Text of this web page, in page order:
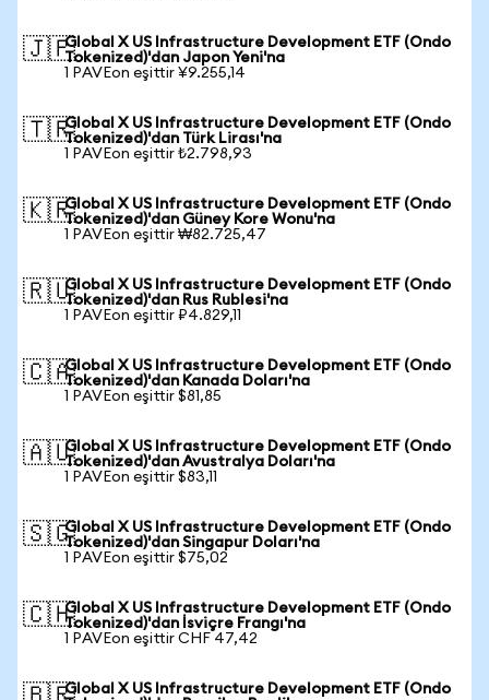
🇯🇵Global X US Infrastructure Development ETF (Ondo
Tokenized)'dan Japon Yeni'na
1 PAVEon eşittir ¥9.255,14
🇹🇷Global X US Infrastructure Development ETF (Ondo
Tokenized)'dan Türk Lirası'na
1 PAVEon eşittir ₺2.798,93
🇰🇷Global X US Infrastructure Development ETF (Ondo
Tokenized)'dan Güney Kore Wonu'na
1 PAVEon eşittir ₩82.725,47
🇷🇺Global X US Infrastructure Development ETF (Ondo
Tokenized)'dan Rus Rublesi'na
1 PAVEon eşittir ₽4.829,11
🇨🇦Global X US Infrastructure Development ETF (Ondo
Tokenized)'dan Kanada Doları'na
1 PAVEon eşittir $81,85
🇦🇺Global X US Infrastructure Development ETF (Ondo
Tokenized)'dan Avustralya Doları'na
1 PAVEon eşittir $83,11
🇸🇬Global X US Infrastructure Development ETF (Ondo
Tokenized)'dan Singapur Doları'na
1 PAVEon eşittir $75,02
🇨🇭Global X US Infrastructure Development ETF (Ondo
Tokenized)'dan İsviçre Frangı'na
1 PAVEon eşittir CHF 47,42
Global X US Infrastructure Development ETF (Ondo